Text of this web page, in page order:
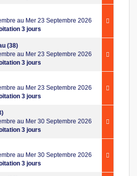
au Mer 23 Septembre 2026
3 jours
(38)
au Mer 23 Septembre 2026
3 jours
au Mer 23 Septembre 2026
3 jours
au Mer 30 Septembre 2026
3 jours
au Mer 30 Septembre 2026
3 jours